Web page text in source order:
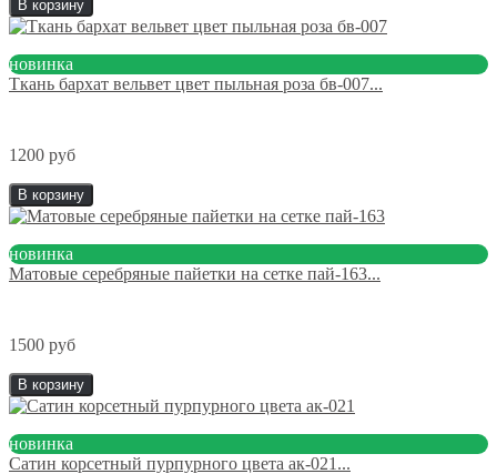
В корзину
новинка
Ткань бархат вельвет цвет пыльная роза бв-007...
1200 руб
В корзину
новинка
Матовые серебряные пайетки на сетке пай-163...
1500 руб
В корзину
новинка
Сатин корсетный пурпурного цвета ак-021...